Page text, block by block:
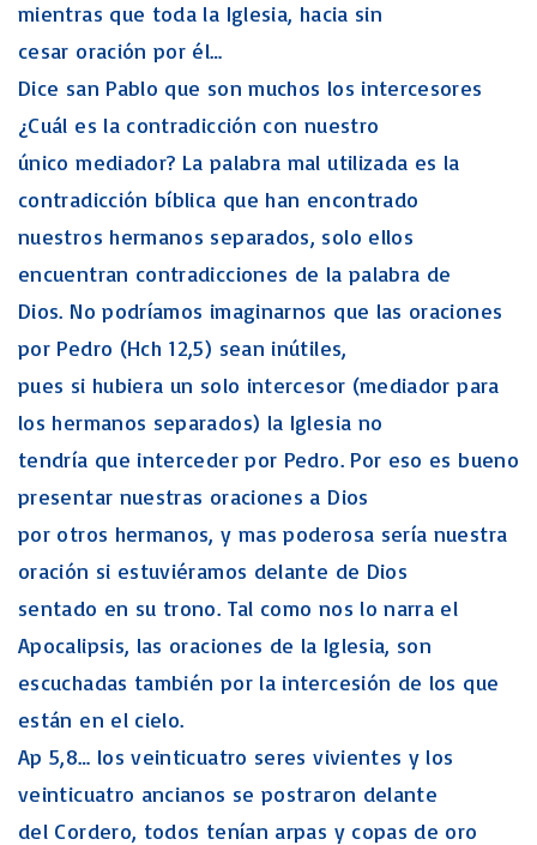
mientras que toda la Iglesia, hacia sin
cesar oración por él…
Dice san Pablo que son muchos los intercesores
¿Cuál es la contradicción con nuestro
único mediador? La palabra mal utilizada es la
contradicción bíblica que han encontrado
nuestros hermanos separados, solo ellos
encuentran contradicciones de la palabra de
Dios. No podríamos imaginarnos que las oraciones
por Pedro (Hch 12,5) sean inútiles,
pues si hubiera un solo intercesor (mediador para
los hermanos separados) la Iglesia no
tendría que interceder por Pedro. Por eso es bueno
presentar nuestras oraciones a Dios
por otros hermanos, y mas poderosa sería nuestra
oración si estuviéramos delante de Dios
sentado en su trono. Tal como nos lo narra el
Apocalipsis, las oraciones de la Iglesia, son
escuchadas también por la intercesión de los que
están en el cielo.
Ap 5,8… los veinticuatro seres vivientes y los
veinticuatro ancianos se postraron delante
del Cordero, todos tenían arpas y copas de oro